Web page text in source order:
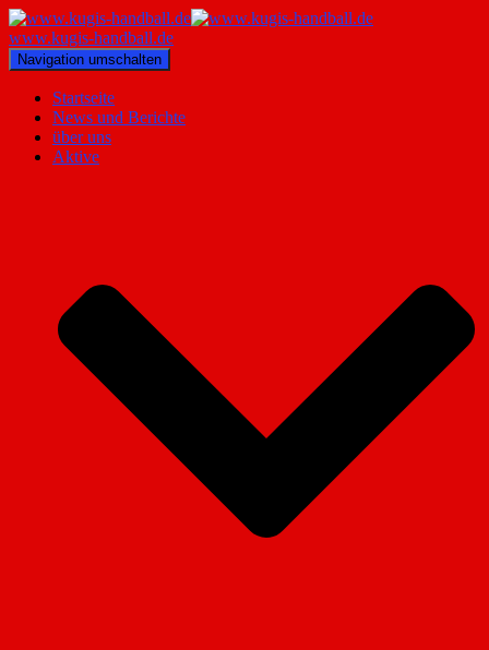
www.kugis-handball.de
Navigation umschalten
Startseite
News und Berichte
über uns
Aktive